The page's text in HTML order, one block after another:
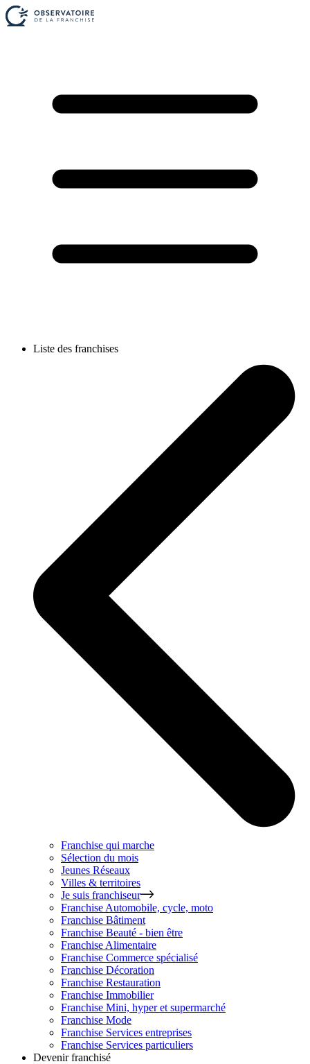
Liste des franchises
Franchise qui marche
Sélection du mois
Jeunes Réseaux
Villes & territoires
Je suis franchiseur
Franchise Automobile, cycle, moto
Franchise Bâtiment
Franchise Beauté - bien être
Franchise Alimentaire
Franchise Commerce spécialisé
Franchise Décoration
Franchise Restauration
Franchise Immobilier
Franchise Mini, hyper et supermarché
Franchise Mode
Franchise Services entreprises
Franchise Services particuliers
Devenir franchisé